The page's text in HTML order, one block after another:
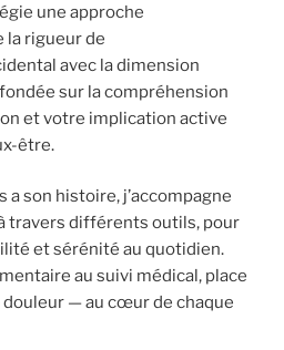
une approche
la rigueur de
avec la dimension
sur la compréhension
et votre implication active
être.
a son histoire, j’accompagne
travers différents outils, pour
et sérénité au quotidien.
au suivi médical, place
— au cœur de chaque